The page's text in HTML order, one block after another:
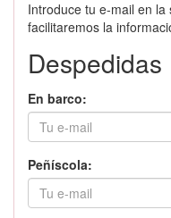
Introduce tu e-mail en
facilitaremos la
Despedidas
En barco:
Peñíscola: